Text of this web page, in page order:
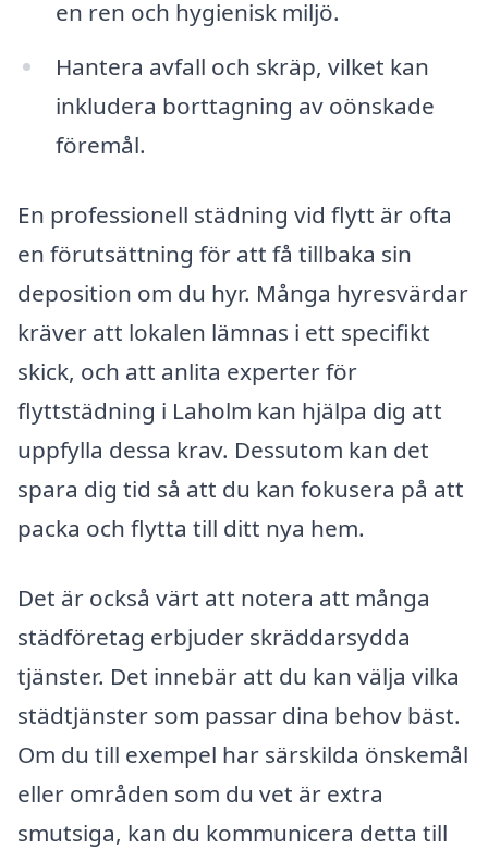
en ren och hygienisk miljö.
Hantera avfall och skräp, vilket kan
inkludera borttagning av oönskade
föremål.
En professionell städning vid flytt är ofta
en förutsättning för att få tillbaka sin
deposition om du hyr. Många hyresvärdar
kräver att lokalen lämnas i ett specifikt
skick, och att anlita experter för
flyttstädning i Laholm kan hjälpa dig att
uppfylla dessa krav. Dessutom kan det
spara dig tid så att du kan fokusera på att
packa och flytta till ditt nya hem.
Det är också värt att notera att många
städföretag erbjuder skräddarsydda
tjänster. Det innebär att du kan välja vilka
städtjänster som passar dina behov bäst.
Om du till exempel har särskilda önskemål
eller områden som du vet är extra
smutsiga, kan du kommunicera detta till